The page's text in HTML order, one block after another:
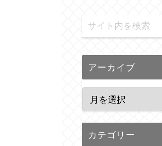
アーカイブ
カテゴリー